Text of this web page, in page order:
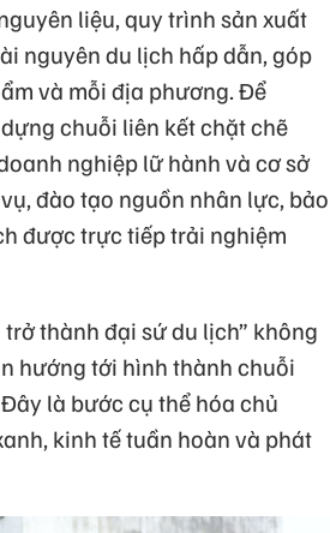
liệu, quy trình sản xuất
nguyên du lịch hấp dẫn, góp
và mỗi địa phương. Để
chuỗi liên kết chặt chẽ
nghiệp lữ hành và cơ sở
đào tạo nguồn nhân lực, bảo
được trực tiếp trải nghiệm
thành đại sứ du lịch” không
hướng tới hình thành chuỗi
là bước cụ thể hóa chủ
kinh tế tuần hoàn và phát